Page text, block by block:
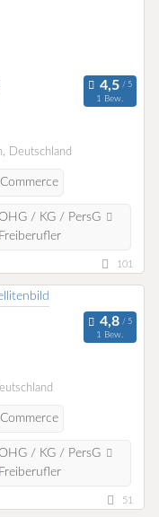
1 Bew.
Deutschland
/ KG / PersG
Freiberufler
101
1 Bew.
/ KG / PersG
Freiberufler
51